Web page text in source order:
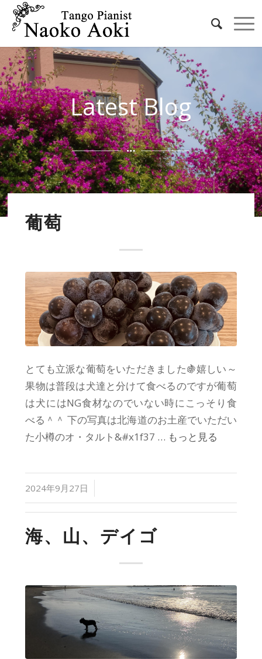
Latest Blog
葡萄
とても立派な葡萄をいただきました🍇嬉しい～
果物は普段は犬達と分けて食べるのですが葡萄
は犬にはNG食材なのでいない時にこっそり食
べる＾＾ 下の写真は北海道のお土産でいただい
た小樽のオ・タルト&#x1f37 … もっと見る
2024年9月27日
海、山、デイゴ